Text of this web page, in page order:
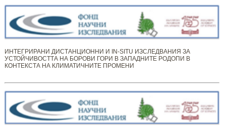
ИНТЕГРИРАНИ ДИСТАНЦИОННИ И IN-SITU ИЗСЛЕДВАНИЯ ЗА
УСТОЙЧИВОСТТА НА БОРОВИ ГОРИ В ЗАПАДНИТЕ РОДОПИ В
КОНТЕКСТА НА КЛИМАТИЧНИТЕ ПРОМЕНИ